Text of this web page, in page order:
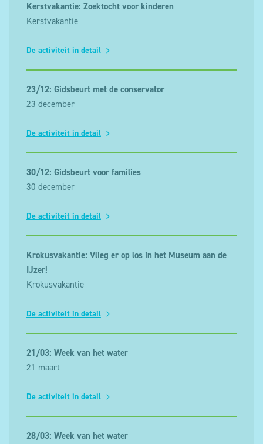
Kerstvakantie: Zoektocht voor kinderen
Kerstvakantie
De activiteit in detail
23/12: Gidsbeurt met de conservator
23 december
De activiteit in detail
30/12: Gidsbeurt voor families
30 december
De activiteit in detail
Krokusvakantie: Vlieg er op los in het Museum aan de
IJzer!
Krokusvakantie
De activiteit in detail
21/03: Week van het water
21 maart
De activiteit in detail
28/03: Week van het water